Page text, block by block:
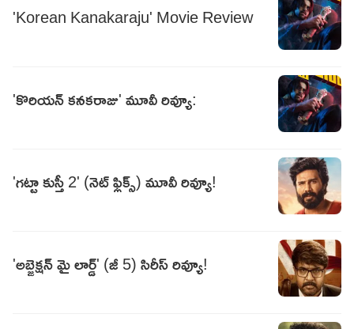
'Korean Kanakaraju' Movie Review
'కొరియన్‌ కనకరాజు' మూవీ రివ్యూ:
'గట్టా కుస్తీ 2' (నెట్ ఫ్లిక్స్) మూవీ రివ్యూ!
'అబ్జెక్షన్ మై లార్డ్' (జీ 5) సిరీస్ రివ్యూ!